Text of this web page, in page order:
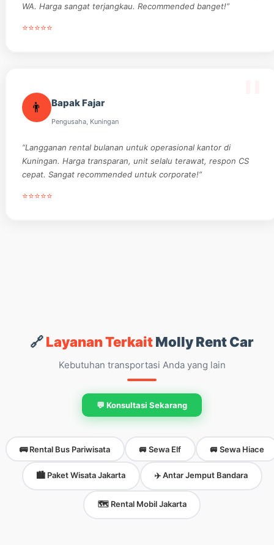
WA. Harga sangat terjangkau. Recommended banget!”
⭐⭐⭐⭐⭐
👨 Bapak Fajar
Pengusaha, Kuningan
“Langganan rental bulanan untuk operasional kantor di
Kuningan. Harga transparan, unit selalu terawat, respon CS
cepat. Sangat recommended untuk corporate!”
⭐⭐⭐⭐⭐
🔗Layanan TerkaitMolly Rent Car
Kebutuhan transportasi Anda yang lain
💬 Konsultasi Sekarang
🚌 Rental Bus Pariwisata 🚐 Sewa Elf 🚐 Sewa Hiace
🏙️ Paket Wisata Jakarta ✈️ Antar Jemput Bandara
🗺️ Rental Mobil Jakarta